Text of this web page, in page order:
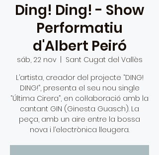
Ding! Ding! - Show
Performatiu
d'Albert Peiró
sáb, 22 nov
  |
Sant Cugat del Vallès
L’artista, creador del projecte “DING!
DING!”, presenta el seu nou single
“Última Cirera”, en col·laboració amb la
cantant GIN (Ginesta Guasch). La
peça, amb un aire entre la bossa
nova i l’electrònica lleugera.